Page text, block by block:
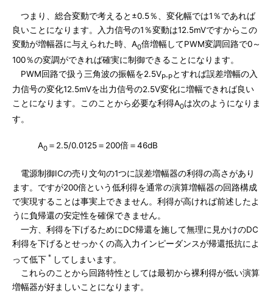
つまり、総合変動で考えると±0.5％、変化幅では1％であれば
良いことになります。入力信号の1％変動は12.5mVですからこの
変動が増幅器に与えられた時、A0倍増幅してPWM変調回路で0～
100％の変調ができれば確実に制御できることになります。
PWM回路で扱う三角波の振幅を2.5VP-Pとすれば誤差増幅の入
力信号の変化12.5mVを出力信号の2.5V変化に増幅できれば良い
ことになります。このことから必要な利得A0は次のようになりま
す。
A0 ＝2.5/0.0125＝200倍＝46dB
電源制御ICの売り文句の1つに誤差増幅器の利得の高さがあり
ます。ですが200倍という低利得を通常の演算増幅器の回路構成
で実現することは事実上できません。利得が高ければ前述したよ
うに負帰還の安定性を確保できません。
一方、利得を下げるためにDC帰還を施して無理に見かけのDC
利得を下げるとせっかくの高入力インピーダンスが帰還抵抗によ
って低下 ＊ してしまいます。
これらのことから回路特性としては最初から裸利得が低い演算
増幅器が好ましいことになります。